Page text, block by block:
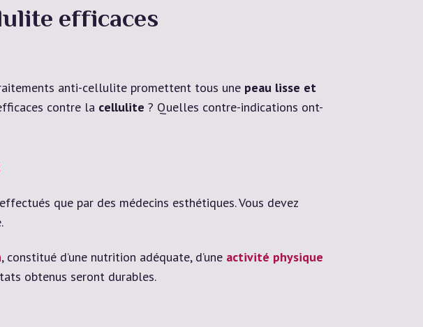
efficaces
anti-cellulite promettent tous une peau lisse et
contre la cellulite ? Quelles contre-indications ont-
que par des médecins esthétiques. Vous devez
, constitué d’une nutrition adéquate, d’une activité physique
obtenus seront durables.